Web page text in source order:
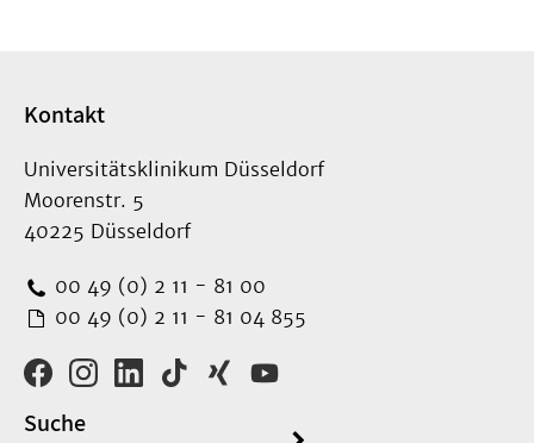
Kontakt
Universitätsklinikum Düsseldorf
Moorenstr. 5
40225 Düsseldorf
00 49 (0) 2 11 - 81 00
00 49 (0) 2 11 - 81 04 855
Suche